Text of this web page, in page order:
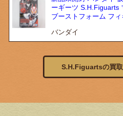
ーギーツ S.H.Figuarts
ブーストフォーム フィ
バンダイ
S.H.Figuartsの買